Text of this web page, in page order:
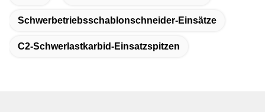
Schwerbetriebsschablonschneider-Einsätze
C2-Schwerlastkarbid-Einsatzspitzen